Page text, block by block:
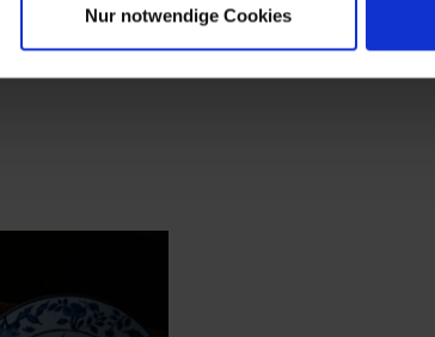
Nur notwendige Cookies